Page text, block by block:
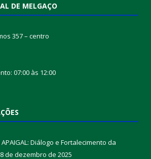
DE MELGAÇO
357 – centro
07:00 às 12:00
Diálogo e Fortalecimento da
de dezembro de 2025